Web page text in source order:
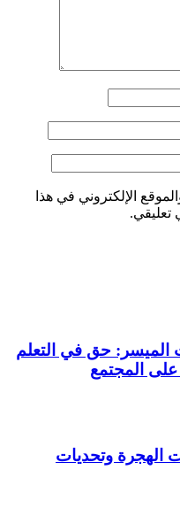
الإلكتروني في هذا
تعليقي.
الميسر: حق في التعلم
المجتمع
الهجرة وتحديات